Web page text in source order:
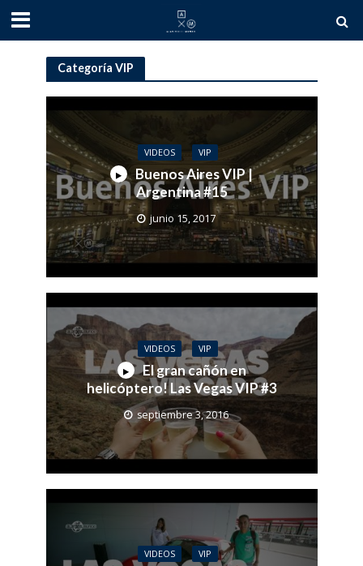
Categoría VIP
VIDEOS VIP
Buenos Aires VIP |
Argentina #15
junio 15, 2017
VIDEOS VIP
El gran cañón en
helicóptero! Las Vegas VIP #3
septiembre 3, 2016
VIDEOS VIP